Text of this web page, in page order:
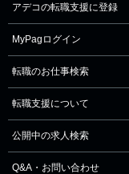
アデコの転職支援に登録
MyPagログイン
転職のお仕事検索
転職支援について
公開中の求人検索
Q&A・お問い合わせ